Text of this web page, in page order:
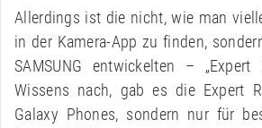
Allerdings ist die nicht, wie man
in der Kamera-App zu finden,
SAMSUNG entwickelten – „Expert
Wissens nach, gab es die Expert
Galaxy Phones, sondern nur für